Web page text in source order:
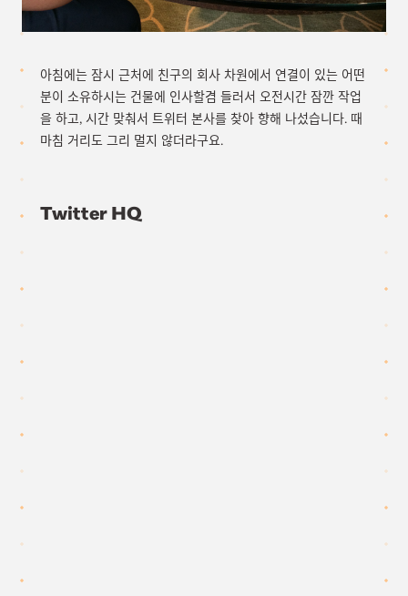
아침에는 잠시 근처에 친구의 회사 차원에서 연결이 있는 어떤
분이 소유하시는 건물에 인사할겸 들러서 오전시간 잠깐 작업
을 하고, 시간 맞춰서 트위터 본사를 찾아 향해 나섰습니다. 때
마침 거리도 그리 멀지 않더라구요.
Twitter HQ